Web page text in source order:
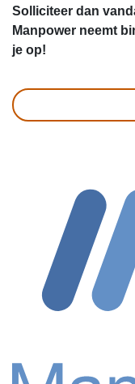
Solliciteer dan
Manpower neemt
je op!